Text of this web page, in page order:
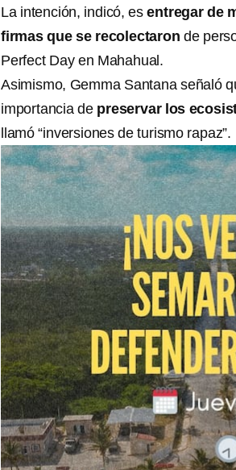
La intención, indicó, esentregar de
firmas que se recolectaron de
Perfect Day en Mahahual.
Asimismo, Gemma Santana señaló
importancia de preservar los
llamó “inversiones de turismo rapaz”.